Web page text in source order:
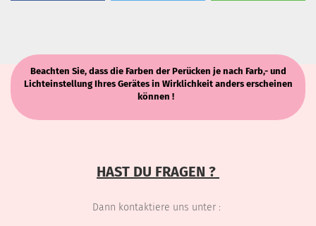
Beachten Sie, dass die Farben der Perücken je nach Farb,- und
Lichteinstellung Ihres Gerätes in Wirklichkeit anders erscheinen
können !
HAST DU FRAGEN ?
Dann kontaktiere uns unter :